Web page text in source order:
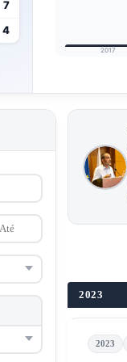
7
4
2017
2023
2023